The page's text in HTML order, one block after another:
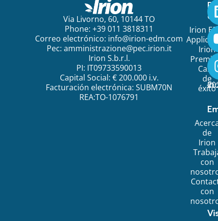
Via Livorno, 60, 10144 TO
Phone: +39 011 3818311
Correo electrónico: info@irion-edm.com
Pec: amministrazione@pec.irion.it
Irion S.b.r.l.
PI: IT09733590013
Capital Social: € 200.000 i.v.
Facturación electrónica: SUBM70N
REA:TO-1076791
Irion
Irion
Caso
de
éxito
de
Irion
con
con
©